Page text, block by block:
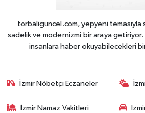
torbaliguncel.com, yepyeni temasıyla
sadelik ve modernizmi bir araya getiriyor.
insanlara haber okuyabilecekleri
İzmir Nöbetçi Eczaneler
İzmir Namaz Vakitleri